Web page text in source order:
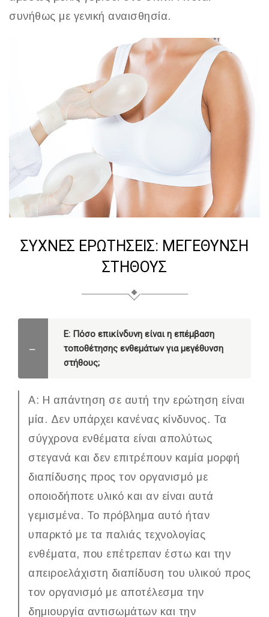
συνήθως με γενική αναισθησία.
ΣΥΧΝΈΣ ΕΡΩΤΉΣΕΙΣ: ΜΕΓΕΘΥΝΣΗ
ΣΤΗΘΟΥΣ
Ε: Πόσο επικίνδυνη είναι η επέμβαση
τοποθέτησης ενθεμάτων για μεγέθυνση
στήθους;
Α: Η απάντηση σε αυτή την ερώτηση είναι
μία. Δεν υπάρχει κανένας κίνδυνος. Τα
σύγχρονα ενθέματα είναι απολύτως
στεγανά και δεν επιτρέπουν καμία μορφή
διαπίδυσης προς τον οργανισμό με
οποιοδήποτε υλικό και αν είναι αυτά
γεμισμένα. Το πρόβλημα αυτό ήταν
υπαρκτό με τα παλιάς τεχνολογίας
ενθέματα, που επέτρεπαν έστω και την
απειροελάχιστη διαπίδυση του υλικού προς
τον οργανισμό με αποτέλεσμα την
δημιουργία αντισωμάτων και την